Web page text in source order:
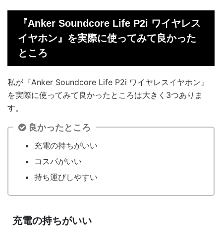
『Anker Soundcore Life P2i ワイヤレス
イヤホン』を実際に使ってみて良かった
ところ
私が『Anker Soundcore Life P2i ワイヤレスイヤホン』
を実際に使ってみて良かったところは大きく3つありま
す。
良かったところ
充電の持ちがいい
コスパがいい
持ち運びしやすい
充電の持ちがいい